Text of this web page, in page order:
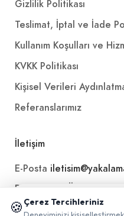
Gizlilik Politikası
Teslimat, İptal ve İade
Kullanım Koşulları ve
KVKK Politikası
Kişisel Verileri
Referanslarımız
İletişim
E-Posta
Dokuz Eylül Üniversitesi
Doğuş Cad. No:207 Z İç
🍪 Çerez Tercihleriniz
📱 Mobil